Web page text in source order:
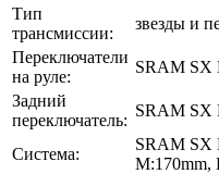
Тип
трансмиссии:
звезды и
Переключатели
на руле:
SRAM SX
Задний
переключатель:
SRAM SX
Система:
SRAM SX
M:170mm,